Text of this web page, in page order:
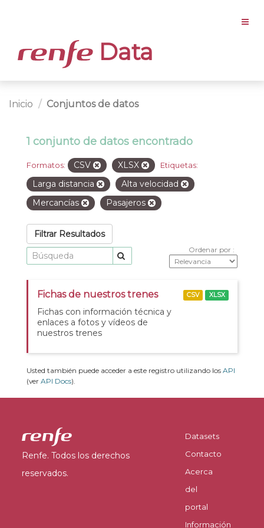
Data
Inicio Conjuntos de datos
1 conjunto de datos encontrado
Formatos: CSV XLSX Etiquetas:
Larga distancia
Alta velocidad
Mercancías
Pasajeros
Filtrar Resultados
Ordenar por
Fichas de nuestros trenes
Fichas con información técnica y
enlaces a fotos y vídeos de
nuestros trenes
CSV XLSX
Usted también puede acceder a este registro utilizando los API
(ver API Docs).
Renfe. Todos los derechos
reservados.
Datasets
Contacto
Acerca
del
portal
Información